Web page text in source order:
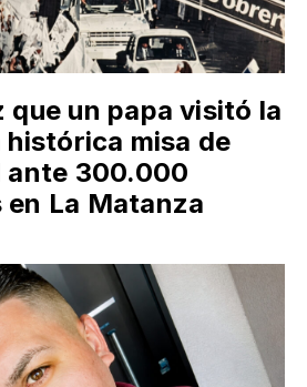
que un papa visitó la
misa de
ante 300.000
La Matanza